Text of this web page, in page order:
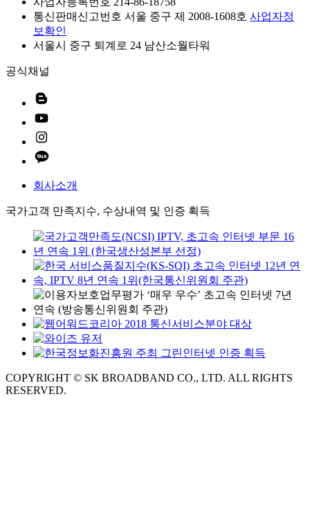
통신판매신고번호 서울 중구 제 2008-1608호 사업자정
보확인
서울시 중구 퇴계로 24 남산소월타워
공식채널
회사소개
국가고객 만족지수, 수상내역 및 인증 획득
COPYRIGHT © SK BROADBAND CO., LTD. ALL RIGHTS
RESERVED.